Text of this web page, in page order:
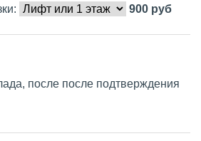
900 руб
после после подтверждения